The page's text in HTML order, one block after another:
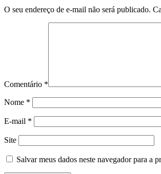
O seu endereço de e-mail não será publicado.
Comentário *
Nome *
E-mail *
Site
Salvar meus dados neste navegador para a